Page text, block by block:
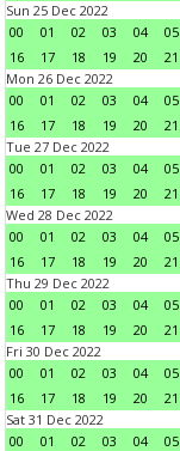
Sun 25 Dec 2022
00
01 02 03 04 05
16
17 18 19 20 21
Mon 26 Dec 2022
00
01 02 03 04 05
16
17 18 19 20 21
Tue 27 Dec 2022
00
01 02 03 04 05
16
17 18 19 20 21
Wed 28 Dec 2022
00
01 02 03 04 05
16
17 18 19 20 21
Thu 29 Dec 2022
00
01 02 03 04 05
16
17 18 19 20 21
Fri 30 Dec 2022
00
01 02 03 04 05
16
17 18 19 20 21
Sat 31 Dec 2022
00
01 02 03 04 05